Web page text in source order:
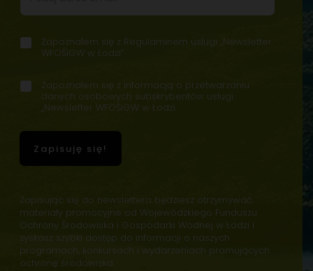
d
y
e
u
m
i
n
*
Zapoznałem się z Regulaminem usługi „Newsletter
WFOŚiGW w Łodzi”
m
l
a
l
*
n
r
c
i
Z
g
o
d
y
P
e
t
w
a
r
Zapoznałem się z Informacją o przetwarzaniu
danych osobowych subskrybentów usługi
„Newsletter WFOŚiGW w Łodzi
Zapisuję się!
Zapisując się do newslettera będziesz otrzymywać
materiały promocyjne od Wojewódzkiego Funduszu
Ochrony Środowiska i Gospodarki Wodnej w Łodzi i
zyskasz szybki dostęp do informacji o naszych
programach, konkursach i wydarzeniach promujących
ochronę środowiska.